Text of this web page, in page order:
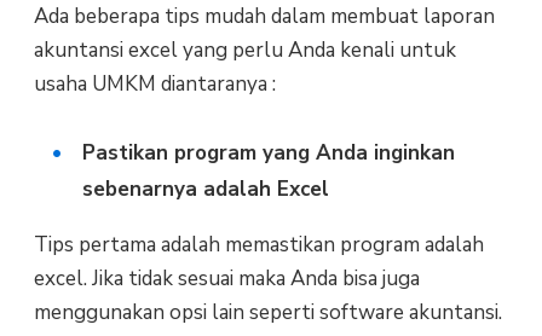
Ada beberapa tips mudah dalam membuat laporan
akuntansi excel yang perlu Anda kenali untuk
usaha UMKM diantaranya :
Pastikan program yang Anda inginkan
sebenarnya adalah Excel
Tips pertama adalah memastikan program adalah
excel. Jika tidak sesuai maka Anda bisa juga
menggunakan opsi lain seperti software akuntansi.